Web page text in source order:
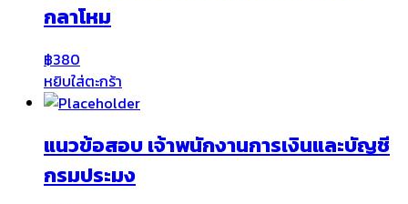
กลาโหม
฿380
หยิบใส่ตะกร้า
แนวข้อสอบ เจ้าพนักงานการเงินและบัญชี
กรมประมง